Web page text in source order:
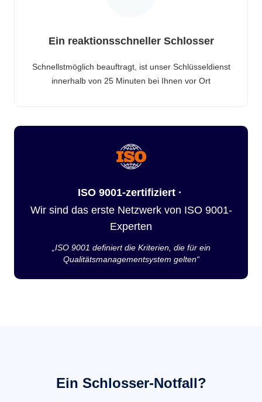
Ein reaktionsschneller Schlosser
Schnellstmöglich beauftragt, ist unser Schlüsseldienst
innerhalb von 25 Minuten bei Ihnen vor Ort
ISO 9001-zertifiziert ·
Wir sind das erste Netzwerk von ISO 9001-
Experten
„ISO 9001 definiert die Kriterien, die für ein
Qualitätsmanagementsystem gelten“
Ein Schlosser-Notfall?